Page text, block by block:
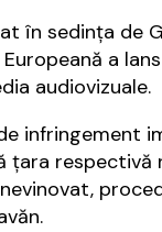
în sedinţa de
a
audiovizuale.
infringement
ţara